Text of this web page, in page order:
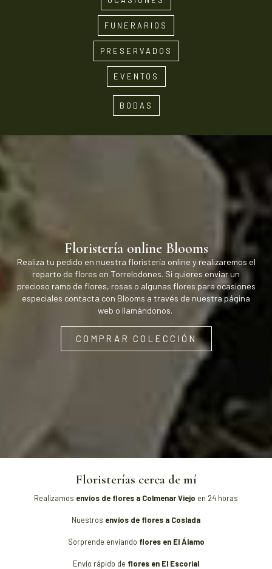
FUNERARIOS
PRESERVADOS
EVENTOS
BODAS
Floristería online Blooms
Realiza tu pedido en nuestra floristería online y realizaremos el
reparto de flores en Torrelodones. Si quieres enviar un
precioso ramo de flores, rosas o algunas flores para ocasiones
especiales contacta con Blooms a través de nuestra página
web o llamándonos.
COMPRAR COLECCIÓN
Floristerías cerca de mí
Realizamos envíos de flores a Colmenar Viejo en 24 horas
Nuestros envíos de flores a Coslada
Sorprende enviando flores en El Álamo
Envío rápido de flores en El Escorial